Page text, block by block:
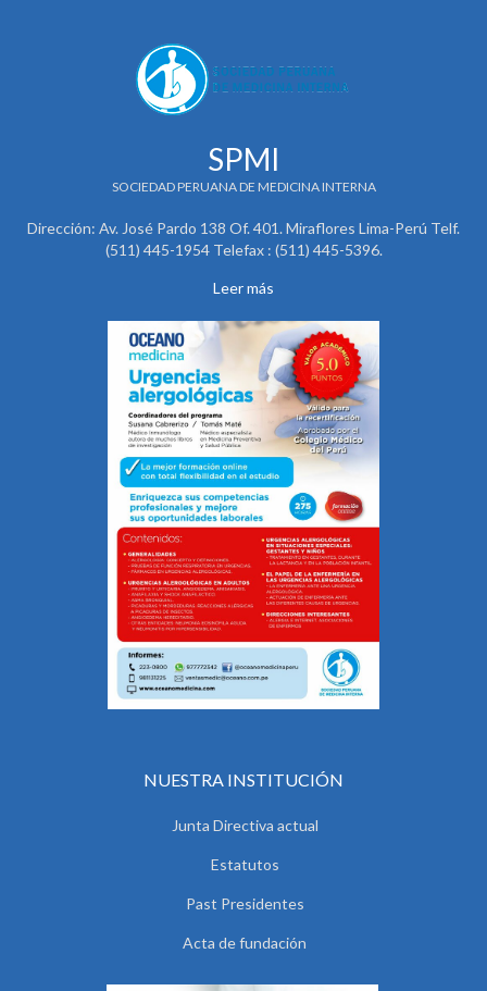
SPMI
SOCIEDAD PERUANA DE MEDICINA INTERNA
Dirección: Av. José Pardo 138 Of. 401. Miraflores Lima-Perú Telf.
(511) 445-1954 Telefax : (511) 445-5396.
Leer más
NUESTRA INSTITUCIÓN
Junta Directiva actual
Estatutos
Past Presidentes
Acta de fundación